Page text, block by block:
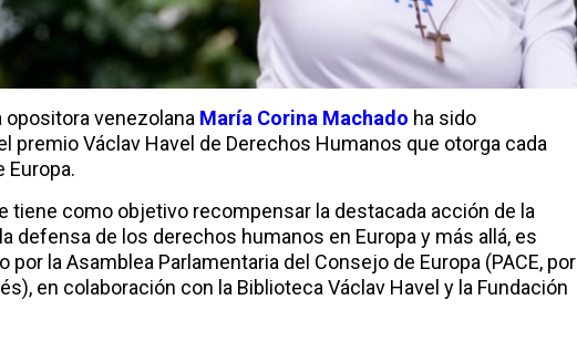
opositora venezolana María Corina Machado ha sido
premio Václav Havel de Derechos Humanos que otorga cada
Europa.
tiene como objetivo recompensar la destacada acción de la
defensa de los derechos humanos en Europa y más allá, es
por la Asamblea Parlamentaria del Consejo de Europa (PACE, por
en colaboración con la Biblioteca Václav Havel y la Fundación